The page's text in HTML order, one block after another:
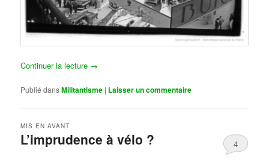
Continuer la lecture →
Publié dansMilitantisme | Laisser un commentaire
L’imprudence à vélo ?
MIS EN AVANT
4